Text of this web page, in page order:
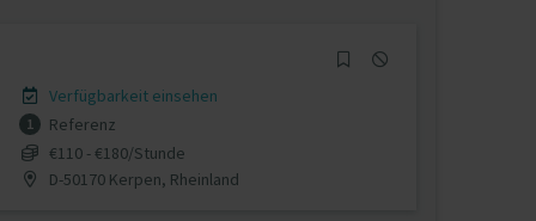
Verfügbarkeit einsehen
1
Referenz
€110 - €180/Stunde
D-50170 Kerpen, Rheinland